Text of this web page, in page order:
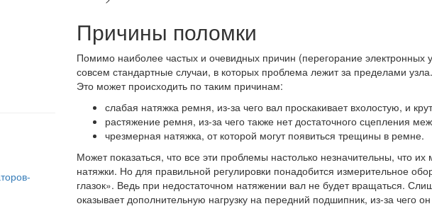
Причины поломки
Помимо наиболее частых и очевидных причин (перегорание
совсем стандартные случаи, в которых проблема лежит за пределами
Это может происходить по таким причинам:
слабая натяжка ремня, из-за чего вал проскакивает вхолостую, и
растяжение ремня, из-за чего также нет достаточного сцепления
чрезмерная натяжка, от которой могут появиться трещины в ремне.
Может показаться, что все эти проблемы настолько незначительны, что
натяжки. Но для правильной регулировки понадобится измерительное
глазок». Ведь при недостаточном натяжении вал не будет вращаться.
оказывает дополнительную нагрузку на передний подшипник, из-за чего